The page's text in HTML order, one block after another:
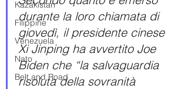
Kazakistan
Filippine
Venezuela
Nato
Belt and Road
durante la loro chiamata di
giovedì, il presidente cinese
Xi Jinping ha avvertito Joe
Biden che “la salvaguardia
risoluta della sovranità